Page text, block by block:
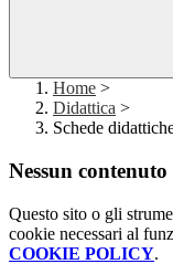
Home >
Didattica >
Schede
Nessun
Questo sito o gli
cookie necessari al
COOKIE POLICY.